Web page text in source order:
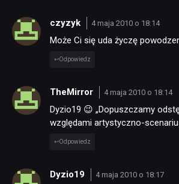
czyzyk 4 maja 2010 o 18:14
Może Ci się uda życzę
Odpowiedz
TheMirror 4 maja 2010 o 18:14
Dyzio19 😉 „Dopuszczamy
względami artystyczno-
Odpowiedz
Dyzio19 4 maja 2010 o 18:17